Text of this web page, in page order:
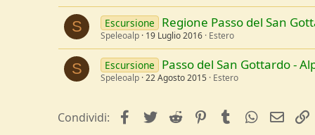
S Escursione Regione Passo del San
Speleoalp 19 Luglio 2016 Estero
S Escursione Passo del San Gottardo -
Speleoalp 22 Agosto 2015 Estero
Condividi: facebookTwitterReddit PinterestTumblrWhatsApp
e-mail